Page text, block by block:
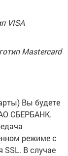
VISA
Mastercard
Вы будете
СБЕРБАНК.
режиме с
SSL. В случае